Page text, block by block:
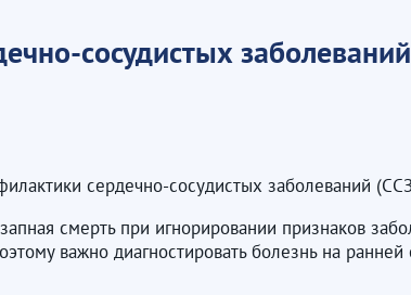
сосудистых заболеваний
сердечно-сосудистых заболеваний
смерть при игнорировании признаков
важно диагностировать болезнь на